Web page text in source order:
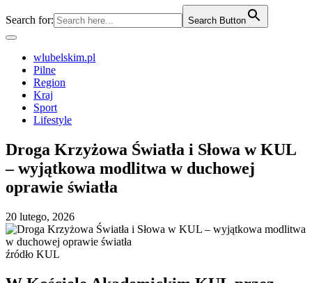
Search for: Search Button
wlubelskim.pl
Pilne
Region
Kraj
Sport
Lifestyle
Droga Krzyżowa Światła i Słowa w KUL
– wyjątkowa modlitwa w duchowej
oprawie światła
20 lutego, 2026
źródło KUL